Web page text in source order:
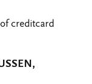
creditcard